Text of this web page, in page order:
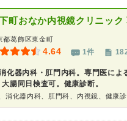
町おなか内視鏡クリニック
都葛飾区東金町
4.64 1件
化器内科・肛門内科。専門医によ
腸同日検査可。健康診断。
消化器内科、肛門科、内視鏡、健康